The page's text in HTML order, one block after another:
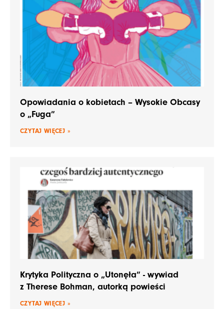
Opowiadania o kobietach – Wysokie Obcasy
o „Fuga”
CZYTAJ WIĘCEJ »
Krytyka Polityczna o „Utonęła” - wywiad
z Therese Bohman, autorką powieści
CZYTAJ WIĘCEJ »